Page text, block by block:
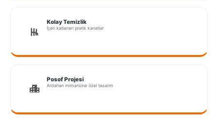
Kolay Temizlik
İçeri katlanan pratik kanatlar
Posof Projesi
Ardahan mimarisine özel tasarım
Manisa
Port